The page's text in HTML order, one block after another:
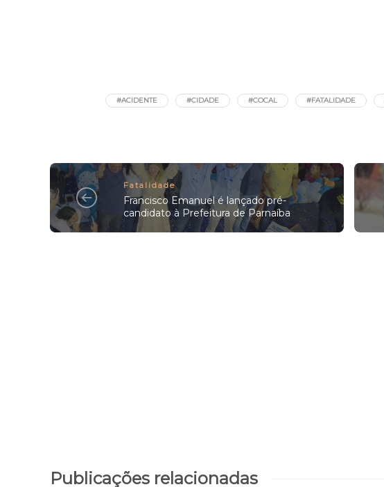
#ACIDENTE #CIDADE #COCAL #FATALIDADE
Fatalidade
Francisco Emanuel é lançado pré-
candidato à Prefeitura de Parnaíba
Publicações relacionadas